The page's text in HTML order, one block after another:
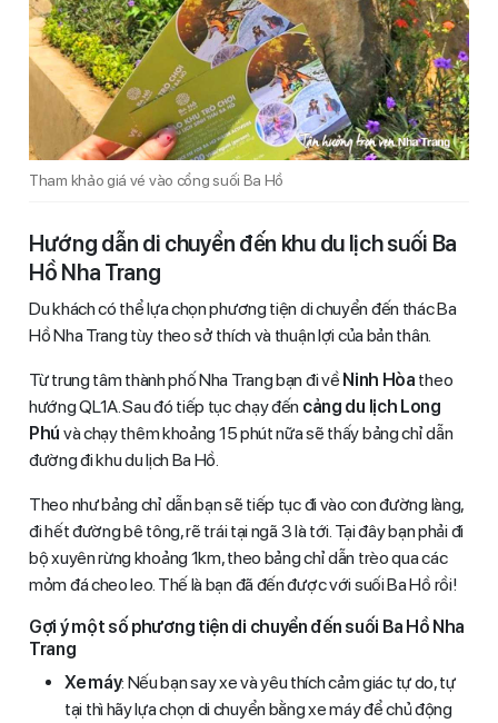
Tham khảo giá vé vào cổng suối Ba Hồ
Hướng dẫn di chuyển đến khu du lịch suối Ba
Hồ Nha Trang
Du khách có thể lựa chọn phương tiện di chuyển đến thác Ba
Hồ Nha Trang tùy theo sở thích và thuận lợi của bản thân.
Từ trung tâm thành phố Nha Trang bạn đi về Ninh Hòa theo
hướng QL1A. Sau đó tiếp tục chạy đến cảng du lịch Long
Phú và chạy thêm khoảng 15 phút nữa sẽ thấy bảng chỉ dẫn
đường đi khu du lịch Ba Hồ.
Theo như bảng chỉ dẫn bạn sẽ tiếp tục đi vào con đường làng,
đi hết đường bê tông, rẽ trái tại ngã 3 là tới. Tại đây bạn phải đi
bộ xuyên rừng khoảng 1km, theo bảng chỉ dẫn trèo qua các
mỏm đá cheo leo. Thế là bạn đã đến được với suối Ba Hồ rồi!
Gợi ý một số phương tiện di chuyển đến suối Ba Hồ Nha
Trang
Xe máy: Nếu bạn say xe và yêu thích cảm giác tự do, tự
tại thì hãy lựa chọn di chuyển bằng xe máy để chủ động